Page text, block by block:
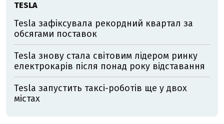
TESLA
Tesla зафіксувала рекордний квартал за
обсягами поставок
Tesla знову стала світовим лідером ринку
електрокарів після понад року відставання
Tesla запустить таксі-роботів ще у двох
містах